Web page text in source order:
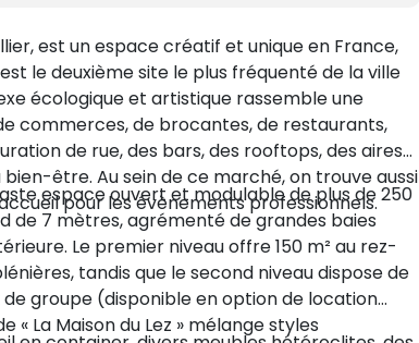
est un espace créatif et unique en France,
le deuxième site le plus fréquenté de la ville
écologique et artistique rassemble une
commerces, de brocantes, de restaurants,
de rue, des bars, des rooftops, des aires
être. Au sein de ce marché, on trouve aussi
pour les évènements professionnels.
espace ouvert et modulable de plus de 250
de 7 mètres, agrémenté de grandes baies
Le premier niveau offre 150 m² au rez-
tandis que le second niveau dispose de
groupe (disponible en option de location
La Maison du Lez » mélange styles